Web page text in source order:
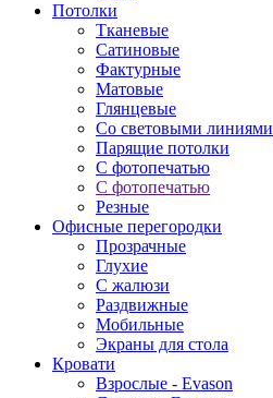
Потолки
Тканевые
Сатиновые
Фактурные
Матовые
Глянцевые
Со световыми линиями
Парящие потолки
С фотопечатью
С фотопечатью
Резные
Офисные перегородки
Прозрачные
Глухие
С жалюзи
Раздвижные
Мобильные
Экраны для стола
Кровати
Взрослые - Evason